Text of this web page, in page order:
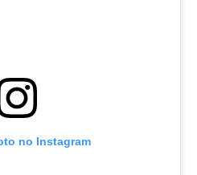
no Instagram